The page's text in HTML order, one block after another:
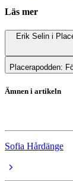
Läs mer
Placerapodden:
Ämnen i artikeln
Sofia Hårdänge